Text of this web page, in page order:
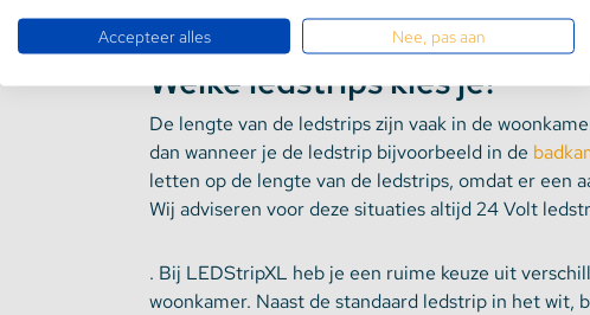
woonkamer blijven altijd perfect passen.
Welke ledstrips kies je?
De lengte van de ledstrips zijn vaak in de
dan wanneer je de ledstrip bijvoorbeeld in de
letten op de lengte van de ledstrips, omdat er een
Wij adviseren voor deze situaties altijd 24 Volt
. Bij LEDStripXL heb je een ruime keuze uit
woonkamer. Naast de standaard ledstrip in het wit,
Accepteer alles Nee, pas aan